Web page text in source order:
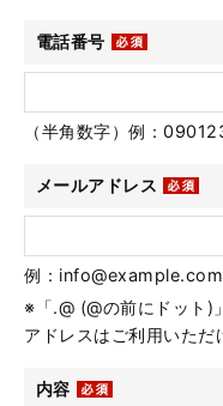
電話番号
（半角数字）例：
メールアドレス
例：info@example.com
※「.@ (@の前にドット)
アドレスはご利用いただ
内容